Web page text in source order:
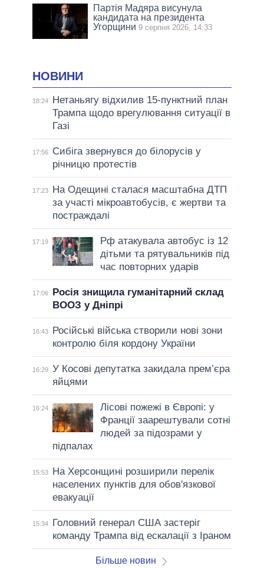
Партія Мадяра висунула
кандидата на президента
Угорщини 9 серпня 2026, 14:33
НОВИНИ
18:24
Нетаньягу відхилив 15-пунктний план
Трампа щодо врегулювання ситуації в
Газі
17:56
Сибіга звернувся до білорусів у
річницю протестів
17:23
На Одещині сталася масштабна ДТП
за участі мікроавтобусів, є жертви та
постраждалі
17:19
Рф атакувала автобус із 12
дітьми та рятувальників під
час повторних ударів
17:06
Росія знищила гуманітарний склад
ВООЗ у Дніпрі
16:43
Російські війська створили нові зони
контролю біля кордону України
16:29 У Косові депутатка закидала прем’єра
яйцями
16:24
Лісові пожежі в Європі: у
Франції заарештували сотні
людей за підозрами у
підпалах
15:53
На Херсонщині розширили перелік
населених пунктів для обов'язкової
евакуації
15:34
Головний генерал США застеріг
команду Трампа від ескалації з Іраном
Більше новин